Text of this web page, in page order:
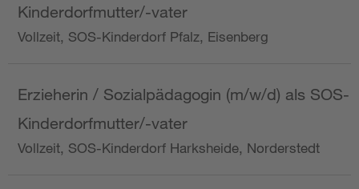
Kinderdorfmutter/-vater
Vollzeit, SOS-Kinderdorf Pfalz, Eisenberg
Erzieherin / Sozialpädagogin (m/w/d) als SOS-
Kinderdorfmutter/-vater
Vollzeit, SOS-Kinderdorf Harksheide, Norderstedt